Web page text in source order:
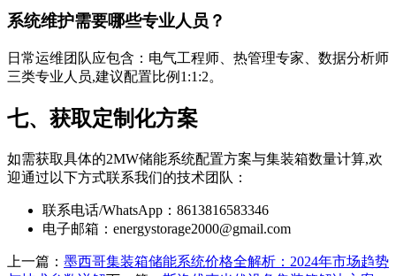
系统维护需要哪些专业人员？
日常运维团队应包含：电气工程师、热管理专家、数据分析师
三类专业人员,建议配置比例1:1:2。
七、获取定制化方案
如需获取具体的2MW储能系统配置方案与集装箱数量计算,欢
迎通过以下方式联系我们的技术团队：
联系电话/WhatsApp：8613816583346
电子邮箱： energystorage2000@gmail.com
上一篇： 墨西哥集装箱储能系统价格全解析：2024年市场趋势